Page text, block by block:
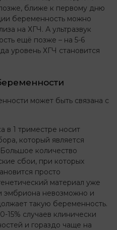
ближе к первому дню
беременность можно
на ХГЧ. А ультразвук
ещё позже – на 5-6
уровень ХГЧ становится
может быть связана с
в 1 триместре носит
который является
количество
сбои, при которых
просто
материал уже
эмбриона невозможно и
такую беременность.
15% случаев клинически
и гораздо чаще на